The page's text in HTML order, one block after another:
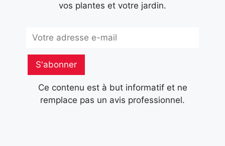
vos plantes et votre jardin.
S'abonner
Ce contenu est à but informatif et ne
remplace pas un avis professionnel.